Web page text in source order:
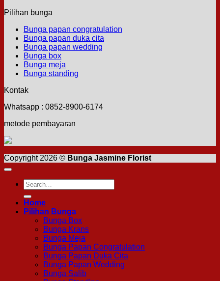
Pilihan bunga
Bunga papan congratulation
Bunga papan duka cita
Bunga papan wedding
Bunga box
Bunga meja
Bunga standing
Kontak
Whatsapp : 0852-8900-6174
metode pembayaran
Copyright 2026 © Bunga Jasmine Florist
Search
for:
Home
Pilihan Bunga
Bunga Box
Bunga Krans
Bunga Meja
Bunga Papan Congratulation
Bunga Papan Duka Cita
Bunga Papan Wedding
Bunga Salib